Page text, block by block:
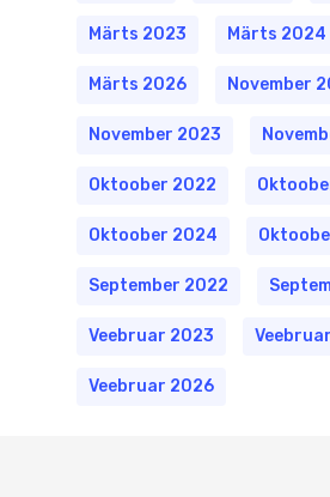
Märts 2023 Märts 2024
Märts 2026 November
November 2023
Oktoober 2022
Oktoober 2024
September 2022
Veebruar 2023
Veebruar 2026